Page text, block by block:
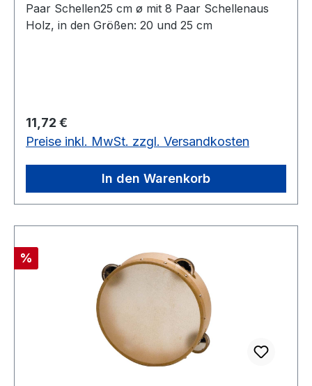
Paar Schellen25 cm ø mit 8 Paar Schellenaus
Holz, in den Größen: 20 und 25 cm
Regulärer Preis:
11,72 €
Preise inkl. MwSt. zzgl. Versandkosten
In den Warenkorb
Rabatt
%